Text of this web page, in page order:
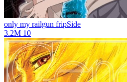
only my railgun fripSide
3.2M 10